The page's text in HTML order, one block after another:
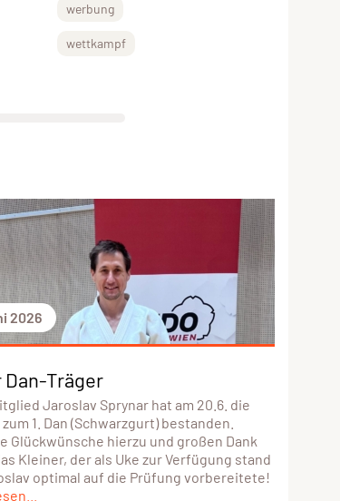
werbung
wettkampf
2026
Dan-Träger
Jaroslav Sprynar hat am 20.6. die
1. Dan (Schwarzgurt) bestanden.
Glückwünsche hierzu und großen Dank
Kleiner, der als Uke zur Verfügung stand
optimal auf die Prüfung vorbereitete!